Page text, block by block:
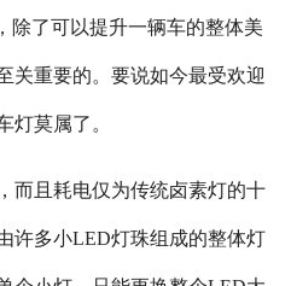
了可以提升一辆车的整体美
关重要的。要说如今最受欢迎
灯莫属了。
且耗电仅为传统卤素灯的十
许多小LED灯珠组成的整体灯